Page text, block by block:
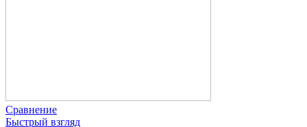
Сравнение
Быстрый взгляд